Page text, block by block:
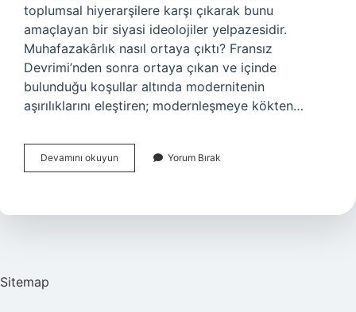
toplumsal hiyerarşilere karşı çıkarak bunu
amaçlayan bir siyasi ideolojiler yelpazesidir.
Muhafazakârlık nasıl ortaya çıktı? Fransız
Devrimi’nden sonra ortaya çıkan ve içinde
bulunduğu koşullar altında modernitenin
aşırılıklarını eleştiren; modernleşmeye kökten…
Devamını okuyun
Neyi
Yorum Bırak
Sitemap